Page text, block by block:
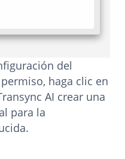
del
haga clic en
AI crear una
para la